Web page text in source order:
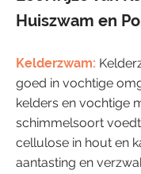
Huiszwam en
Kelderzwam:
goed in vochtige
kelders en vochtige
schimmelsoort
cellulose in hout en
aantasting en